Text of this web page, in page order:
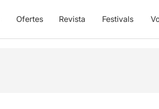
Ofertes Revista Festivals